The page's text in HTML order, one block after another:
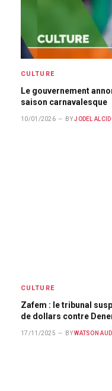
CULTURE
Le gouvernement
saison carnavalesque
10/01/2026 BY JODEL
CULTURE
Zafem : le tribunal
de dollars contre
17/11/2025 BY WATSON